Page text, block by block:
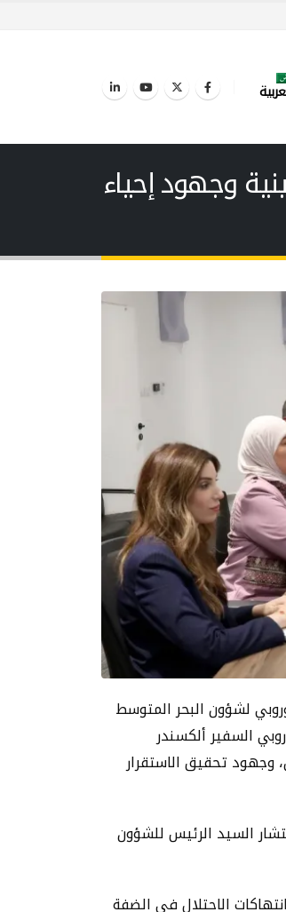
وجهود إحياء
لشؤون البحر المتوسط
السفير ألكسندر
وجهود تحقيق الاستقرار
السيد الرئيس للشؤون
الاحتلال في الضفة